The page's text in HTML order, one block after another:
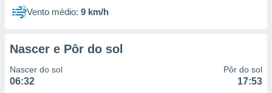
Vento médio: 9 km/h
Nascer e Pôr do sol
Nascer do sol
06:32
Pôr do sol
17:53